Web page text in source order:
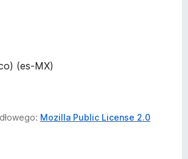
(es-MX)
Mozilla Public License 2.0